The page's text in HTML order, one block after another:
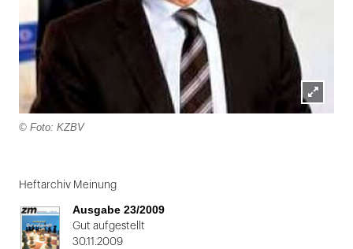
Lightbox
© Foto: KZBV
1
von
2
Heftarchiv Meinung
Ausgabe 23/2009
Gut aufgestellt
30.11.2009